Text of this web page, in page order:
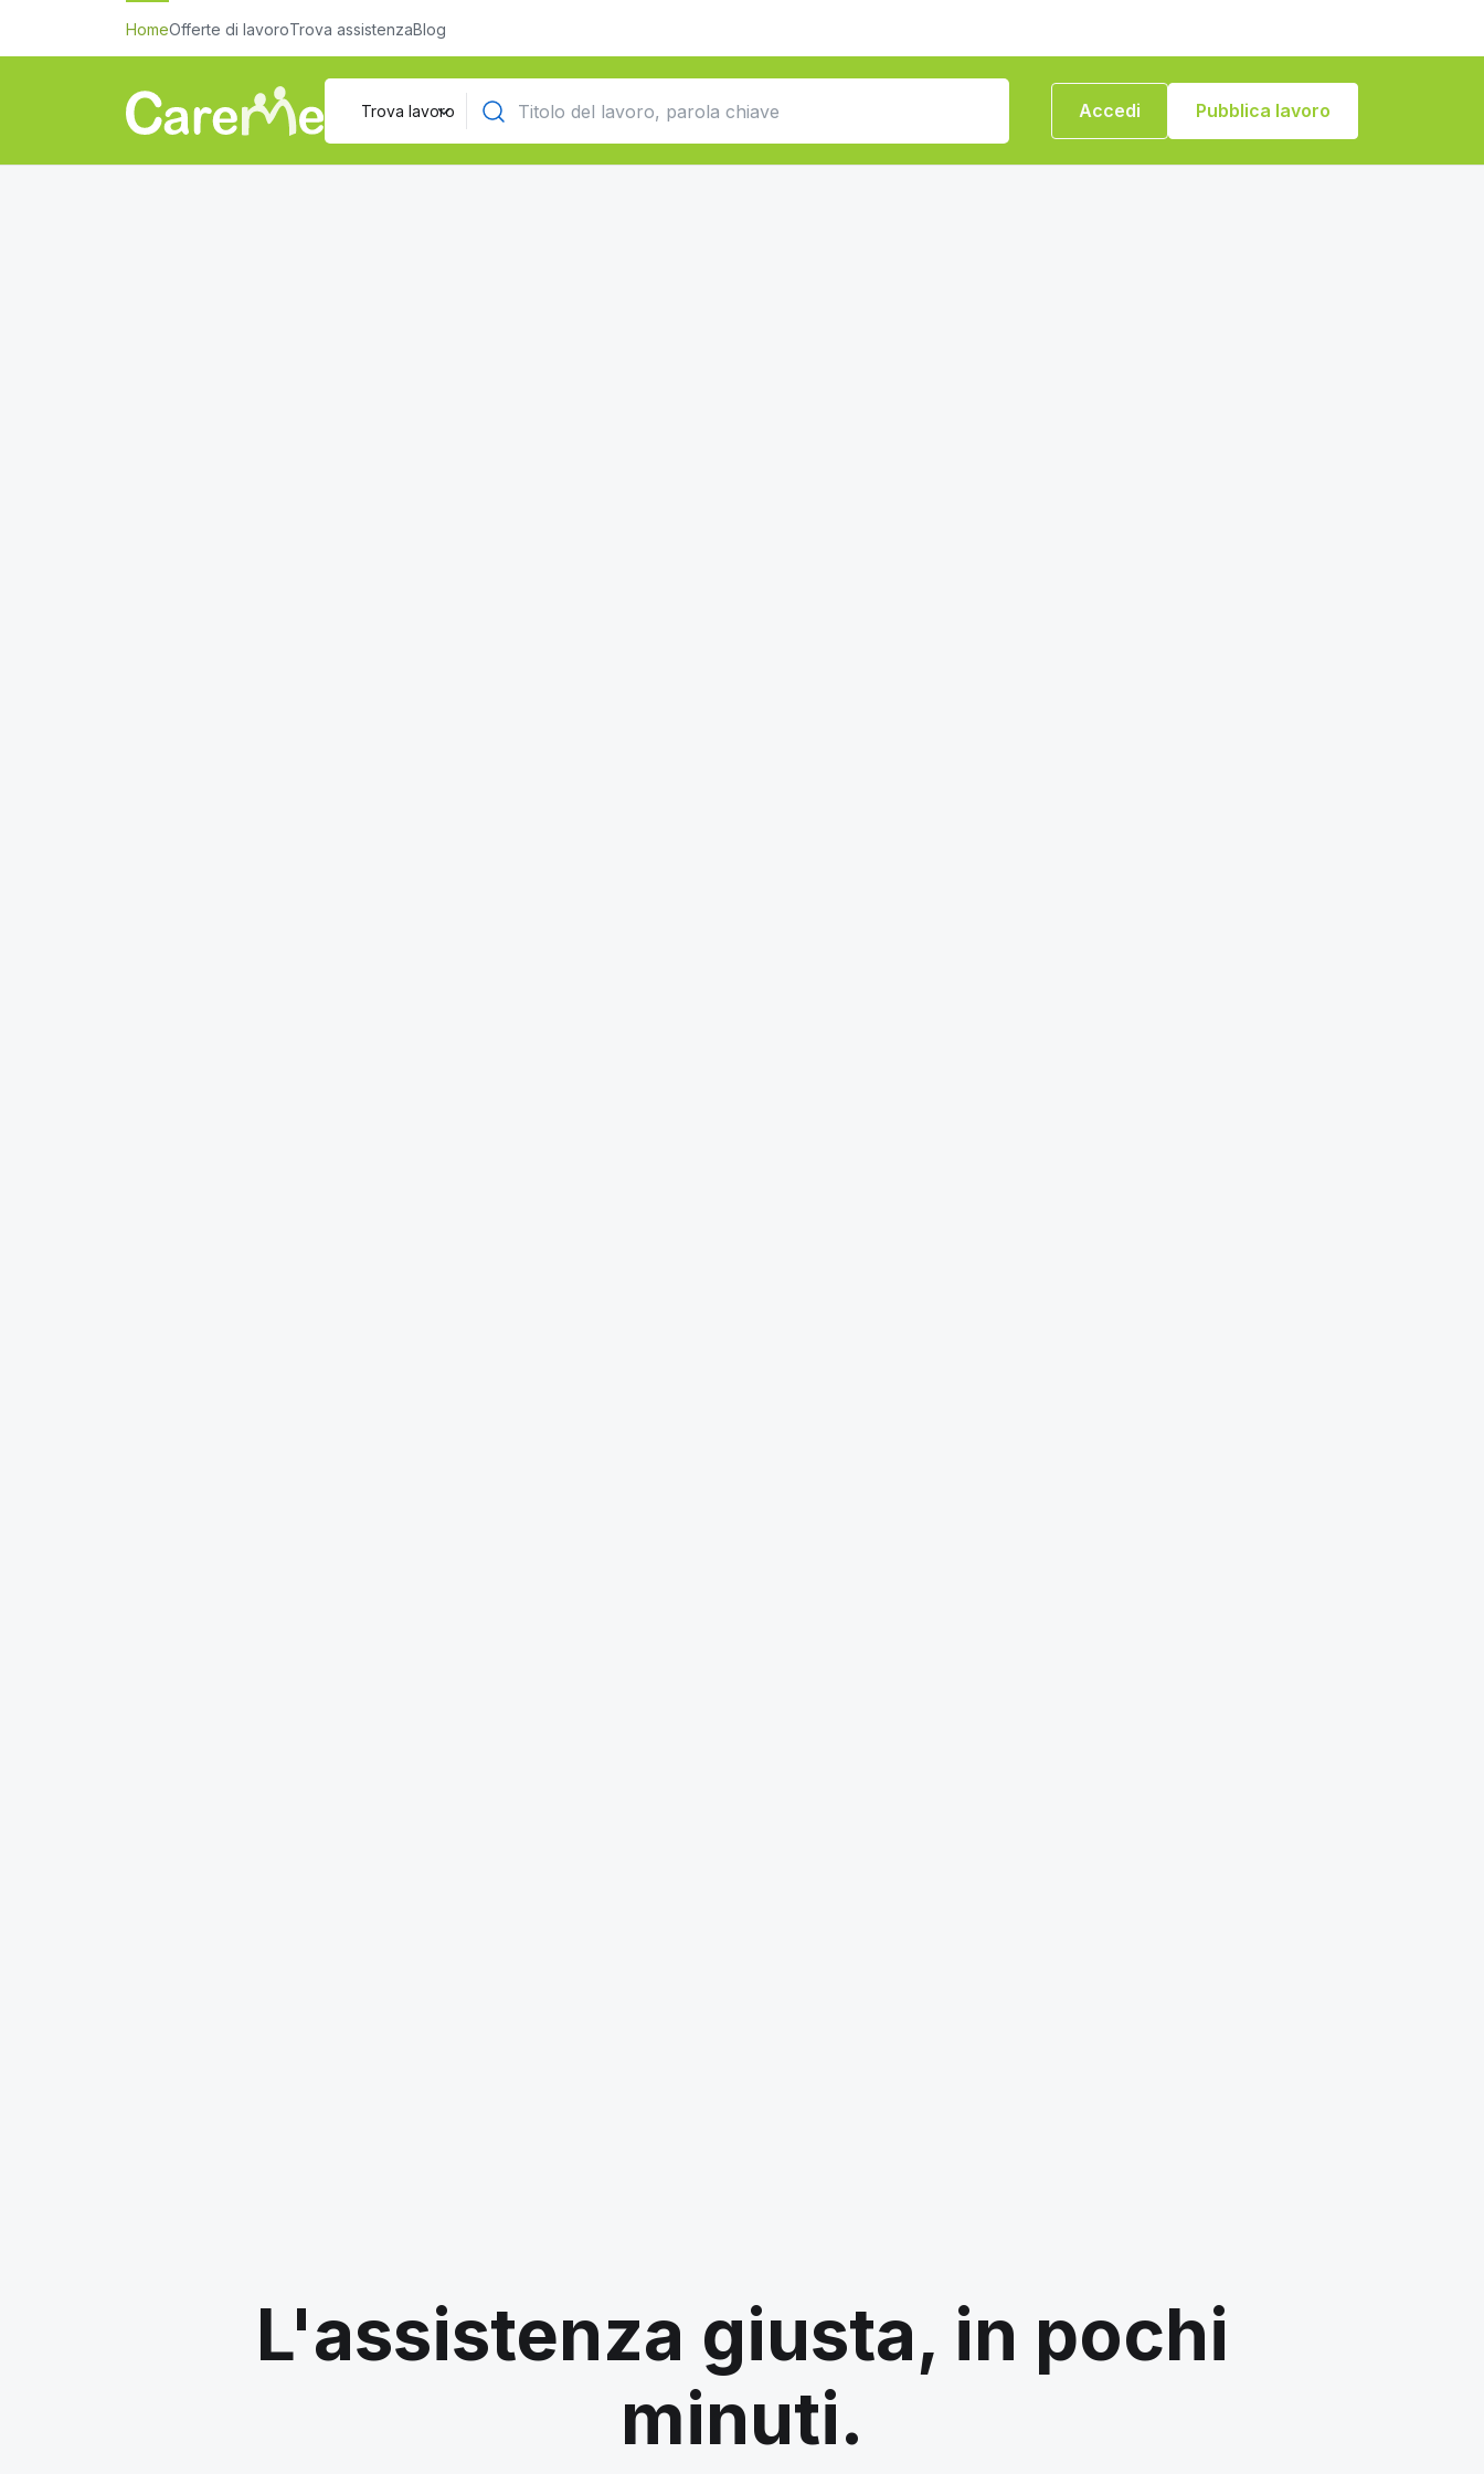
HomeOfferte di lavoroTrova assistenzaBlog
Accedi Pubblica lavoro
L'assistenza giusta, in pochi
minuti.